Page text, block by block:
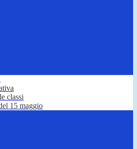
classi
15 maggio